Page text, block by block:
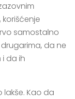
samostalno
da ne
da ih
lakše. Kao da